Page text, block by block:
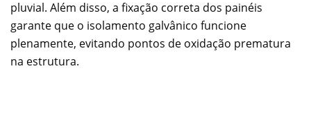
pluvial. Além disso, a fixação correta dos painéis
garante que o isolamento galvânico funcione
plenamente, evitando pontos de oxidação prematura
na estrutura.